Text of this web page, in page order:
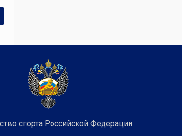
спорта Российской Федерации